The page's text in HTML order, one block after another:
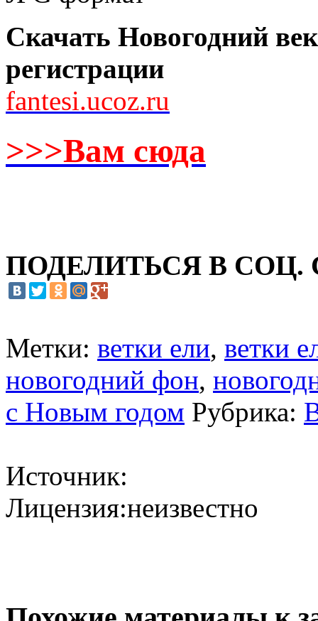
Скачать Новогодний
регистрации
fantesi.ucoz.ru
>>>Вам сюда
ПОДЕЛИТЬСЯ В СОЦ.
Метки: ветки ели, ветки
новогодний фон,
с Новым годом Рубрика:
Источник:
Лицензия:неизвестно